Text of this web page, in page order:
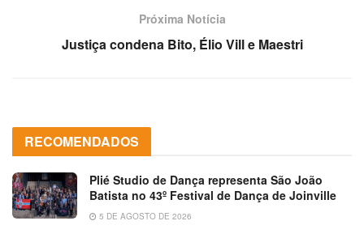
Próxima Notícia
Justiça condena Bito, Élio Vill e Maestri
RECOMENDADOS
Plié Studio de Dança representa São João
Batista no 43º Festival de Dança de Joinville
5 DE AGOSTO DE 2026